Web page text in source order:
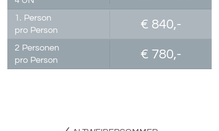
1. Person
pro Person
€ 840,-
2 Personen
pro Person
€ 780,-